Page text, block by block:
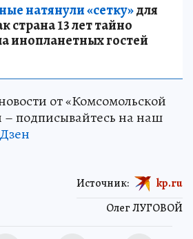
натянули «сетку»для
страна 13 лет тайно
инопланетных гостей
от «Комсомольской
– подписывайтесь на наш
Олег ЛУГОВОЙ
Источник: kp.ru